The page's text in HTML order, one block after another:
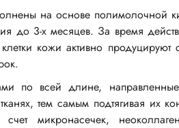
на основе полимолочной
до 3-х месяцев. За время
кожи активно продуцируют
по всей длине,
тем самым подтягивая их
микронасечек,